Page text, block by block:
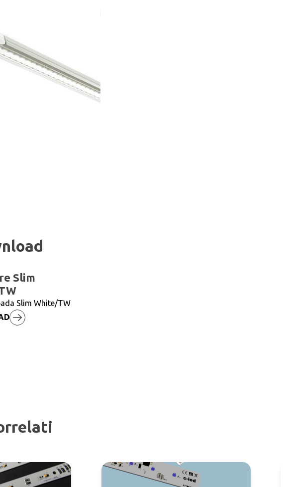
Slim
Slim White/TW
il form per scaricare Brochure
White/TW